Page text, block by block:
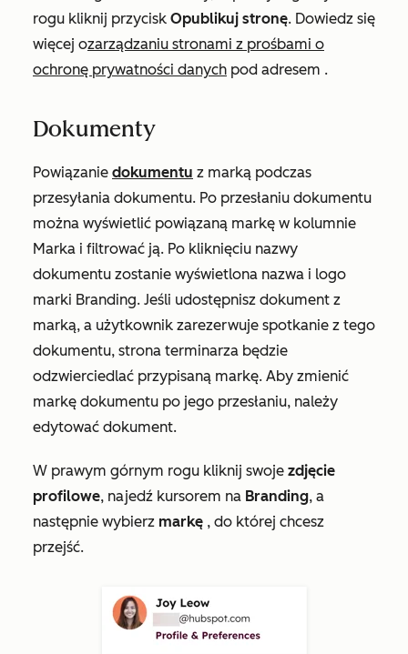
rogu kliknij przycisk Opublikuj stronę. Dowiedz się
więcej ozarządzaniu stronami z prośbami o
ochronę prywatności danych pod adresem .
Dokumenty
Powiązanie dokumentu z marką podczas
przesyłania dokumentu. Po przesłaniu dokumentu
można wyświetlić powiązaną markę w kolumnie
Marka i filtrować ją. Po kliknięciu nazwy
dokumentu zostanie wyświetlona nazwa i logo
marki Branding. Jeśli udostępnisz dokument z
marką, a użytkownik zarezerwuje spotkanie z tego
dokumentu, strona terminarza będzie
odzwierciedlać przypisaną markę. Aby zmienić
markę dokumentu po jego przesłaniu, należy
edytować dokument.
W prawym górnym rogu kliknij swoje zdjęcie
profilowe, najedź kursorem na Branding, a
następnie wybierz markę , do której chcesz
przejść.